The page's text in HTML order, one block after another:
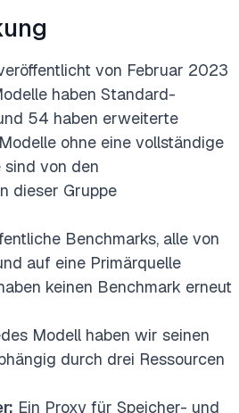
von Februar 2023
haben Standard-
54 haben erweiterte
ohne eine vollständige
sind von den
dieser Gruppe
Benchmarks, alle von
auf eine Primärquelle
keinen Benchmark erneut
Modell haben wir seinen
durch drei Ressourcen
Ein Proxy für Speicher- und